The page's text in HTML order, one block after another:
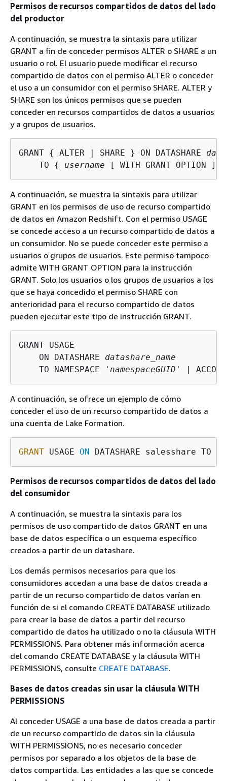
Permisos de recursos compartidos de datos del lado
del productor
A continuación, se muestra la sintaxis para utilizar
GRANT a fin de conceder permisos ALTER o SHARE a un
usuario o rol. El usuario puede modificar el recurso
compartido de datos con el permiso ALTER o conceder
el uso a un consumidor con el permiso SHARE. ALTER y
SHARE son los únicos permisos que se pueden
conceder en recursos compartidos de datos a usuarios
y a grupos de usuarios.
GRANT { ALTER | SHARE } ON DATASHARE
    TO
{ username [ WITH GRANT OPTION ]
A continuación, se muestra la sintaxis para utilizar
GRANT en los permisos de uso de recurso compartido
de datos en Amazon Redshift. Con el permiso USAGE
se concede acceso a un recurso compartido de datos a
un consumidor. No se puede conceder este permiso a
usuarios o grupos de usuarios. Este permiso tampoco
admite WITH GRANT OPTION para la instrucción
GRANT. Solo los usuarios o los grupos de usuarios a los
que se haya concedido el permiso SHARE con
anterioridad para el recurso compartido de datos
pueden ejecutar este tipo de instrucción GRANT.
GRANT USAGE
    ON DATASHARE
datashare_name
    TO NAMESPACE
'namespaceGUID' |
A continuación, se ofrece un ejemplo de cómo
conceder el uso de un recurso compartido de datos a
una cuenta de Lake Formation.
GRANT USAGE ON DATASHARE salesshare TO
Permisos de recursos compartidos de datos del lado
del consumidor
A continuación, se muestra la sintaxis para los
permisos de uso compartido de datos GRANT en una
base de datos específica o un esquema específico
creados a partir de un datashare.
Los demás permisos necesarios para que los
consumidores accedan a una base de datos creada a
partir de un recurso compartido de datos varían en
función de si el comando CREATE DATABASE utilizado
para crear la base de datos a partir del recurso
compartido de datos ha utilizado o no la cláusula WITH
PERMISSIONS. Para obtener más información acerca
del comando CREATE DATABASE y la cláusula WITH
PERMISSIONS, consulte CREATE DATABASE.
Bases de datos creadas sin usar la cláusula WITH
PERMISSIONS
Al conceder USAGE a una base de datos creada a partir
de un recurso compartido de datos sin la cláusula
WITH PERMISSIONS, no es necesario conceder
permisos por separado a los objetos de la base de
datos compartida. Las entidades a las que se concede